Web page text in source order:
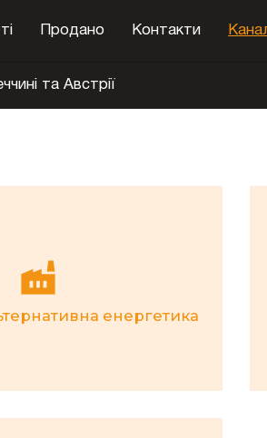
Продано Контакти
та Австрії
енергетика